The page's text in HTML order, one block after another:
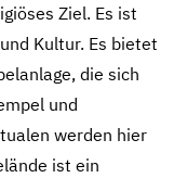
Ziel. Es ist
Kultur. Es bietet
die sich
und
werden hier
ist ein